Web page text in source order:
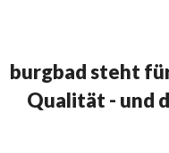
burgbad steht
Qualität - und